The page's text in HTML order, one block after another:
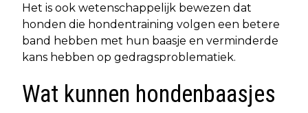
Het is ook wetenschappelijk bewezen dat
honden die hondentraining volgen een betere
band hebben met hun baasje en verminderde
kans hebben op gedragsproblematiek.
Wat kunnen hondenbaasjes